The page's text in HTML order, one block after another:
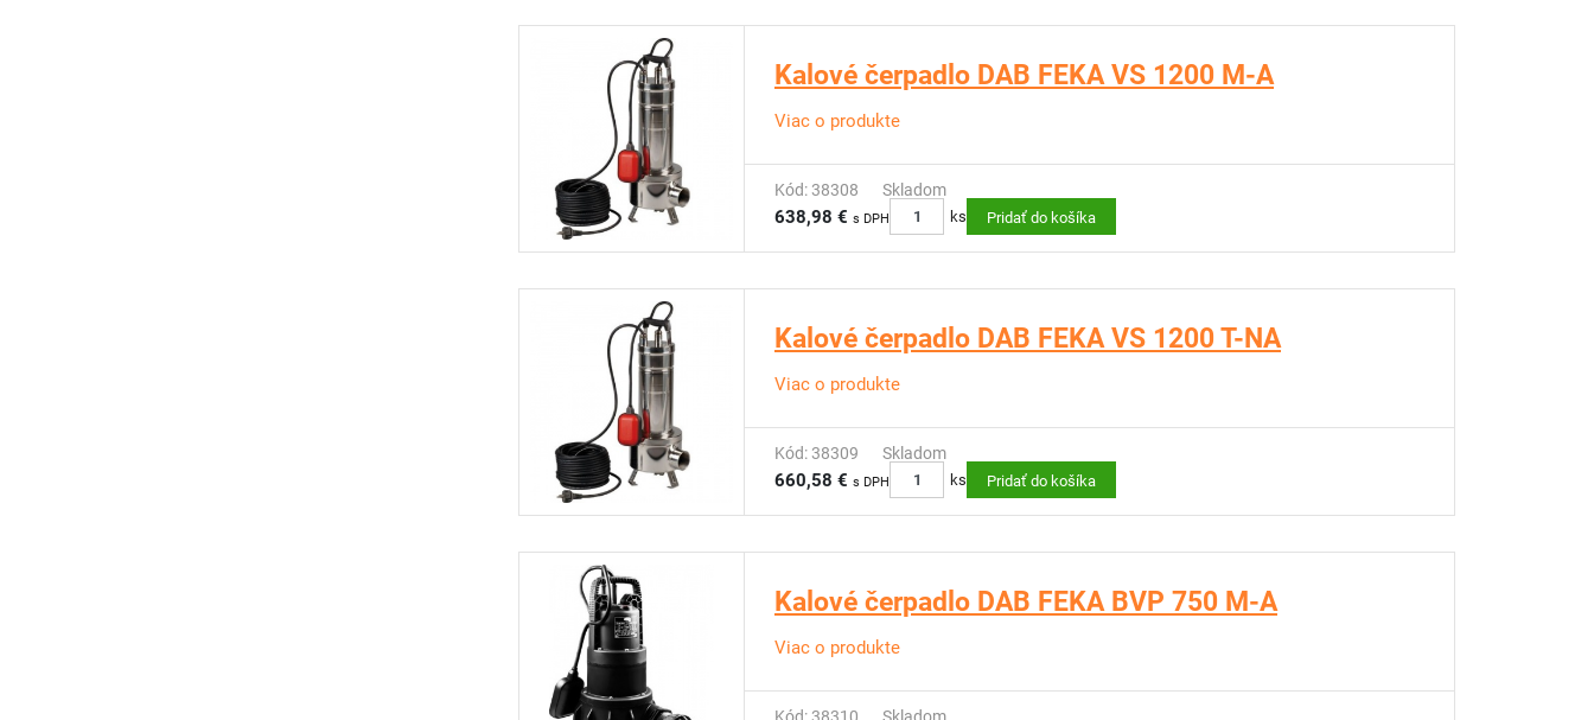
Kalové čerpadlo DAB FEKA VS 1200 M-A
Viac o produkte
Kód: 38308 Skladom
638,98 € s DPH ks Pridať do košíka
Kalové čerpadlo DAB FEKA VS 1200 T-NA
Viac o produkte
Kód: 38309 Skladom
660,58 € s DPH ks Pridať do košíka
Kalové čerpadlo DAB FEKA BVP 750 M-A
Viac o produkte